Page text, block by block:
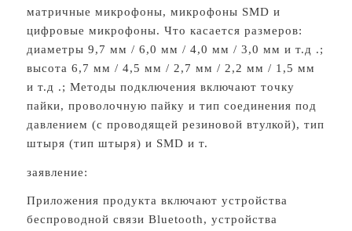
матричные микрофоны, микрофоны SMD и
цифровые микрофоны. Что касается размеров:
диаметры 9,7 мм / 6,0 мм / 4,0 мм / 3,0 мм и т.д .;
высота 6,7 мм / 4,5 мм / 2,7 мм / 2,2 мм / 1,5 мм
и т.д .; Методы подключения включают точку
пайки, проволочную пайку и тип соединения под
давлением (с проводящей резиновой втулкой), тип
штыря (тип штыря) и SMD и т.
заявление:
Приложения продукта включают устройства
беспроводной связи Bluetooth, устройства